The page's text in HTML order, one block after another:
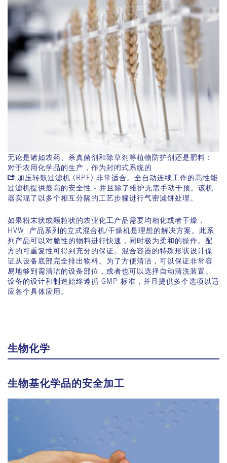
无论是诸如农药、杀真菌剂和除草剂等植物防护剂还是肥料：
对于农用化学品的生产，作为封闭式系统的
加压转鼓过滤机 (RPF) 非常适合。全自动连续工作的高性能
过滤机提供最高的安全性 - 并且除了维护无需手动干预。该机
器实现了以多个相互分隔的工艺步骤进行气密滤饼处理。
如果粉末状或颗粒状的农业化工产品需要均相化或者干燥，
HVW 产品系列的立式混合机/干燥机是理想的解决方案。此系
列产品可以对脆性的物料进行快速，同时极为柔和的操作。配
方的可重复性可得到充分的保证。混合容器的特殊形状设计保
证从设备底部完全排出物料。为了方便清洁，可以保证非常容
易地够到需清洁的设备部位，或者也可以选择自动清洗装置。
设备的设计和制造始终遵循 GMP 标准，并且提供多个选项以适
应各个具体应用。
生物化学
生物基化学品的安全加工